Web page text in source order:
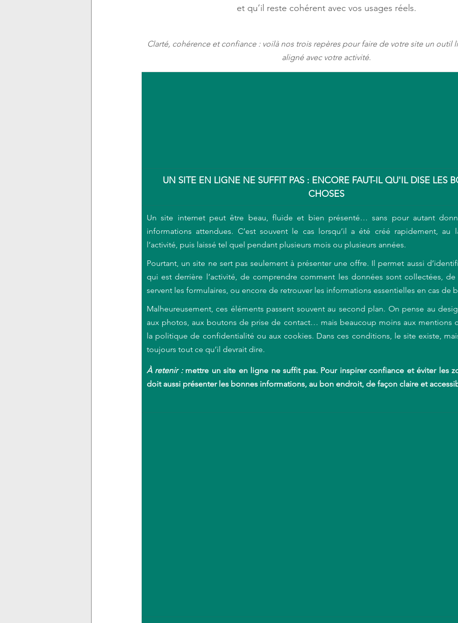
et qu’il reste cohérent avec vos usages réels.
Clarté, cohérence et confiance : voilà nos trois repères pour faire de votre site un outil
aligné avec votre activité.
UN SITE EN LIGNE NE SUFFIT PAS : ENCORE FAUT-IL QU'IL DISE LES
CHOSES
Un site internet peut être beau, fluide et bien présenté… sans pour autant
informations attendues. C’est souvent le cas lorsqu’il a été créé rapidement, au
l’activité, puis laissé tel quel pendant plusieurs mois ou plusieurs années.
Pourtant, un site ne sert pas seulement à présenter une offre. Il permet aussi
qui est derrière l’activité, de comprendre comment les données sont collectées,
servent les formulaires, ou encore de retrouver les informations essentielles en cas de
Malheureusement, ces éléments passent souvent au second plan. On pense au
aux photos, aux boutons de prise de contact… mais beaucoup moins aux mentions
la politique de confidentialité ou aux cookies. Dans ces conditions, le site existe,
toujours tout ce qu’il devrait dire.
À retenir : mettre un site en ligne ne suffit pas. Pour inspirer confiance et éviter les
doit aussi présenter les bonnes informations, au bon endroit, de façon claire et